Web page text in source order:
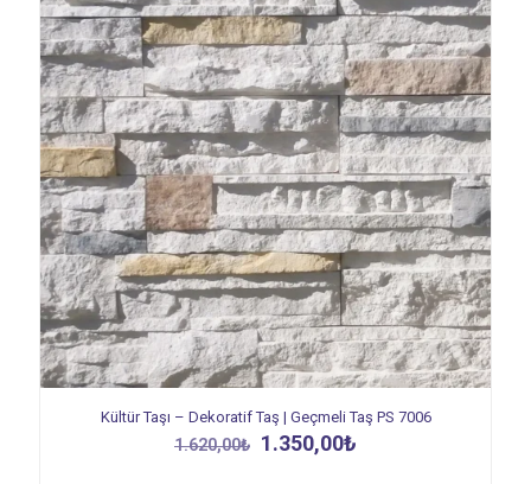
Kültür Taşı – Dekoratif Taş | Geçmeli Taş PS 7006
1.620,00₺ Orijinal
1.350,00₺